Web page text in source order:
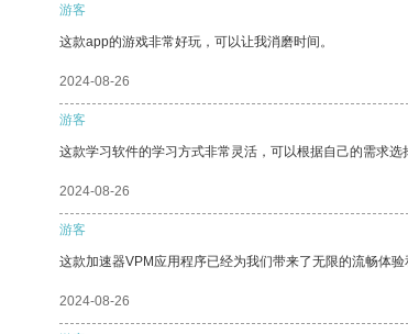
游客
这款app的游戏非常好玩，可以让我消磨时间。
2024-08-26
游客
这款学习软件的学习方式非常灵活，可以根据自己的需求选
2024-08-26
游客
这款加速器VPM应用程序已经为我们带来了无限的流畅体验
2024-08-26